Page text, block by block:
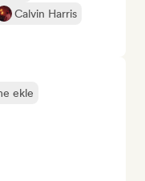
Calvin Harris
ekle